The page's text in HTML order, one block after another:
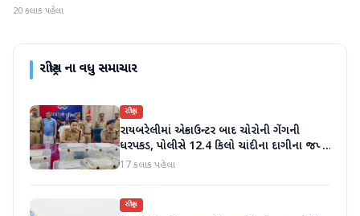
20 કલાક પહેલા
રાષ્ટ્રીયના વધુ સમાચાર
રાષ્ટ્રીય
રાયબરેલીમાં એન્કાઉન્ટર બાદ ચોરોની ગેંગની
ધરપકડ, પોલીસે 12.4 કિલો ચાંદીના દાગીના જપ્ત
કર્યા
17 કલાક પહેલા
રાષ્ટ્રીય